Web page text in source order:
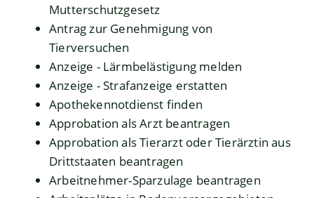
Mutterschutzgesetz
Antrag zur Genehmigung von
Tierversuchen
Anzeige - Lärmbelästigung melden
Anzeige - Strafanzeige erstatten
Apothekennotdienst finden
Approbation als Arzt beantragen
Approbation als Tierarzt oder Tierärztin aus
Drittstaaten beantragen
Arbeitnehmer-Sparzulage beantragen